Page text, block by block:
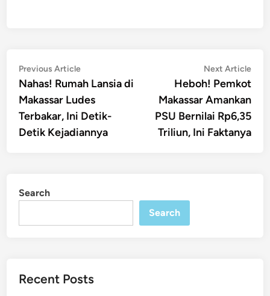
Post
navigation
Previous ArticlePrevious
article:
Nahas! Rumah Lansia di
Makassar Ludes
Terbakar, Ini Detik-
Detik Kejadiannya
Next Article
Heboh! Pemkot
Makassar Amankan
PSU Bernilai Rp6,35
Triliun, Ini Faktanya
Search
Search
Recent Posts